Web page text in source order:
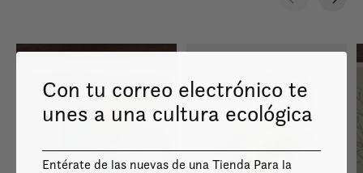
Con tu correo electrónico te
unes a una cultura ecológica
Entérate de las nuevas de una Tienda Para la